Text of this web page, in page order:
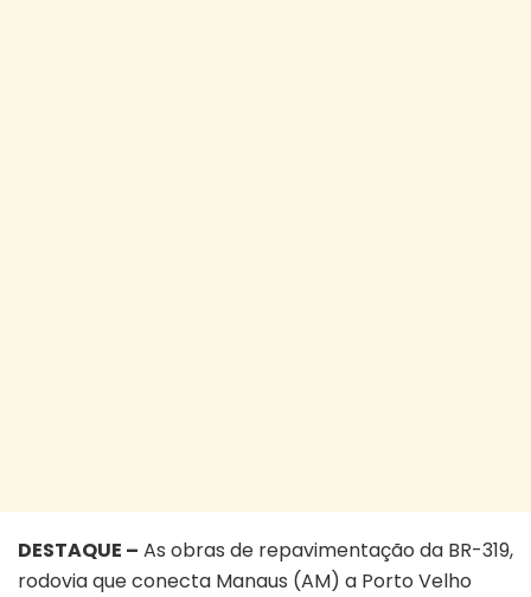
DESTAQUE – As obras de repavimentação da BR-319,
rodovia que conecta Manaus (AM) a Porto Velho